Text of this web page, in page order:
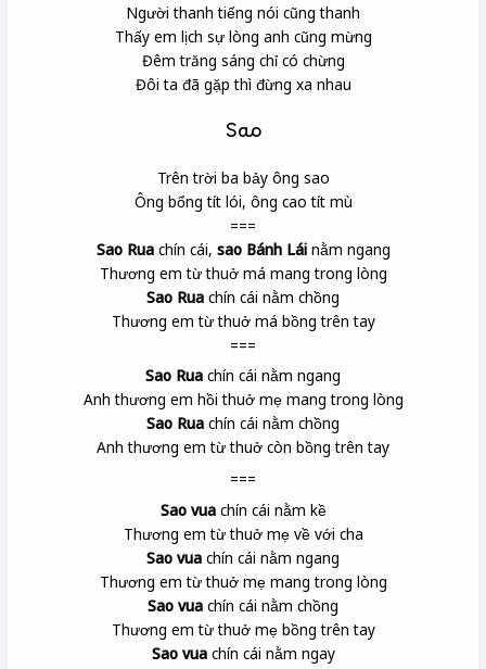
Người thanh tiếng nói cũng thanh
Thấy em lịch sự lòng anh cũng mừng
Đêm trăng sáng chỉ có chừng
Đôi ta đã gặp thì đừng xa nhau
Sao
Trên trời ba bảy ông sao
Ông bổng tít lói, ông cao tít mù
===
Sao Ruachín cái, sao Bánh Láinằm ngang
Thương em từ thuở má mang trong lòng
Sao Rua chín cái nằm chồng
Thương em từ thuở má bồng trên tay
===
Sao Rua chín cái nằm ngang
Anh thương em hồi thuở mẹ mang trong lòng
Sao Rua chín cái nằm chồng
Anh thương em từ thuở còn bồng trên tay
===
Sao vuachín cái nằm kề
Thương em từ thuở mẹ về với cha
Sao vua chín cái nằm ngang
Thương em từ thuở mẹ mang trong lòng
Sao vua chín cái nằm chồng
Thương em từ thuở mẹ bồng trên tay
Sao vuachín cái nằm ngay